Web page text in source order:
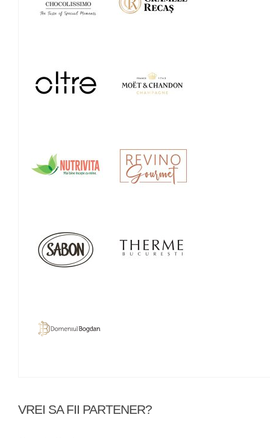
VREI SA FII PARTENER?